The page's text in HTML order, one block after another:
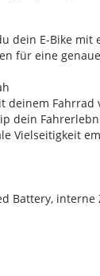
dein E-Bike
für eine
dein
Vielseitigkeit
Battery,